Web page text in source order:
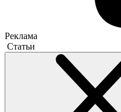
Реклама
Статьи